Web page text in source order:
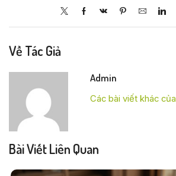
Về Tác Giả
Admin
Các bài viết khác
Bài Viết Liên Quan